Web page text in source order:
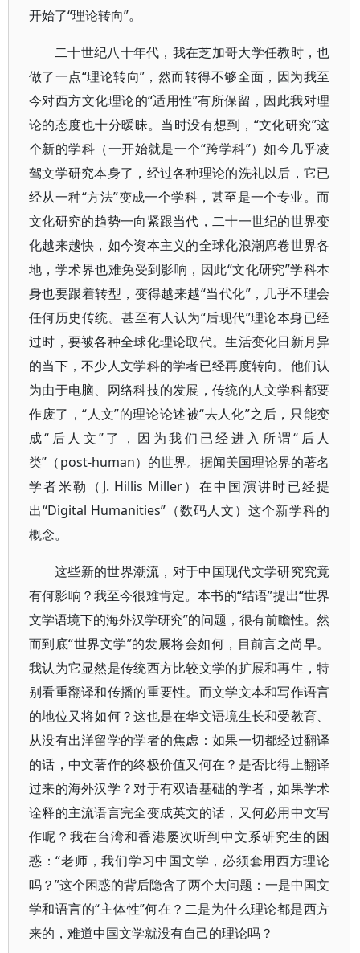
开始了“理论转向”。
二十世纪八十年代，我在芝加哥大学任教时，也
做了一点“理论转向”，然而转得不够全面，因为我至
今对西方文化理论的“适用性”有所保留，因此我对理
论的态度也十分暧昧。当时没有想到，“文化研究”这
个新的学科（一开始就是一个“跨学科”）如今几乎凌
驾文学研究本身了，经过各种理论的洗礼以后，它已
经从一种“方法”变成一个学科，甚至是一个专业。而
文化研究的趋势一向紧跟当代，二十一世纪的世界变
化越来越快，如今资本主义的全球化浪潮席卷世界各
地，学术界也难免受到影响，因此“文化研究”学科本
身也要跟着转型，变得越来越“当代化”，几乎不理会
任何历史传统。甚至有人认为“后现代”理论本身已经
过时，要被各种全球化理论取代。生活变化日新月异
的当下，不少人文学科的学者已经再度转向。他们认
为由于电脑、网络科技的发展，传统的人文学科都要
作废了，“人文”的理论论述被“去人化”之后，只能变
成“后人文”了，因为我们已经进入所谓“后人
类”（post-human）的世界。据闻美国理论界的著名
学者米勒（J. Hillis Miller）在中国演讲时已经提
出“Digital Humanities”（数码人文）这个新学科的
概念。
这些新的世界潮流，对于中国现代文学研究究竟
有何影响？我至今很难肯定。本书的“结语”提出“世界
文学语境下的海外汉学研究”的问题，很有前瞻性。然
而到底“世界文学”的发展将会如何，目前言之尚早。
我认为它显然是传统西方比较文学的扩展和再生，特
别看重翻译和传播的重要性。而文学文本和写作语言
的地位又将如何？这也是在华文语境生长和受教育、
从没有出洋留学的学者的焦虑：如果一切都经过翻译
的话，中文著作的终极价值又何在？是否比得上翻译
过来的海外汉学？对于有双语基础的学者，如果学术
诠释的主流语言完全变成英文的话，又何必用中文写
作呢？我在台湾和香港屡次听到中文系研究生的困
惑：“老师，我们学习中国文学，必须套用西方理论
吗？”这个困惑的背后隐含了两个大问题：一是中国文
学和语言的“主体性”何在？二是为什么理论都是西方
来的，难道中国文学就没有自己的理论吗？